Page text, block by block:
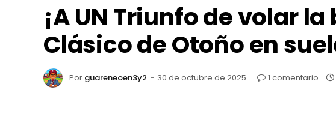
¡A UN Triunfo de volar
Clásico de Otoño en
Por guareneoen3y2 30 de octubre de 2025 1 comentario